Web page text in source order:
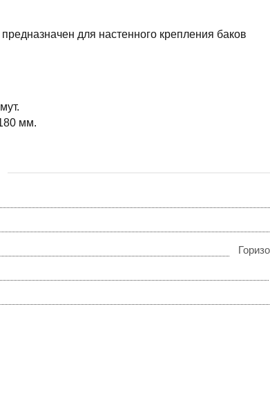
для настенного крепления баков
мм.